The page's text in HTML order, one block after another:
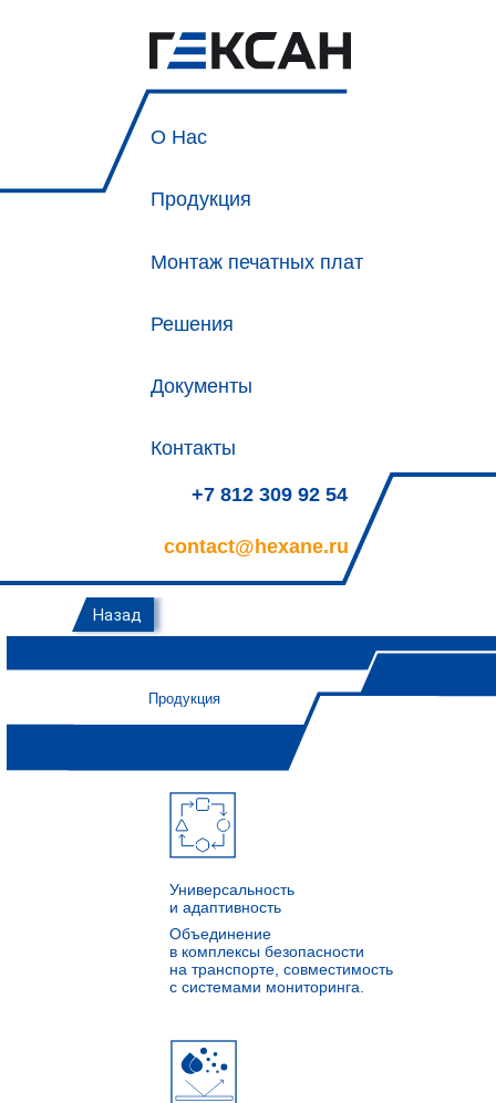
О Нас
Монтаж печатных плат
Продукция
Решения
Документы
Контакты
contact@hexane.ru
+7 812 309 92 54
Назад
Продукция
Объединение
в комплексы безопасности
на транспорте, совместимость
с системами мониторинга.
Универсальность
и адаптивность